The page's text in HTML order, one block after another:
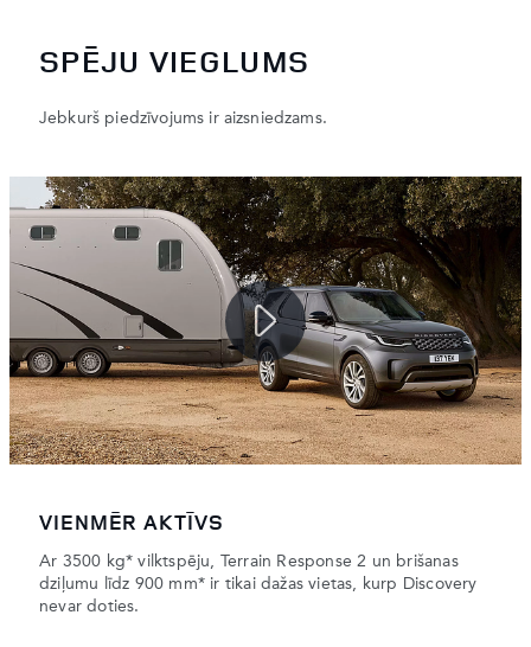
SPĒJU VIEGLUMS
Jebkurš piedzīvojums ir aizsniedzams.
VIENMĒR AKTĪVS
Ar 3500 kg* vilktspēju, Terrain Response 2 un brišanas
dziļumu līdz 900 mm* ir tikai dažas vietas, kurp Discovery
nevar doties.